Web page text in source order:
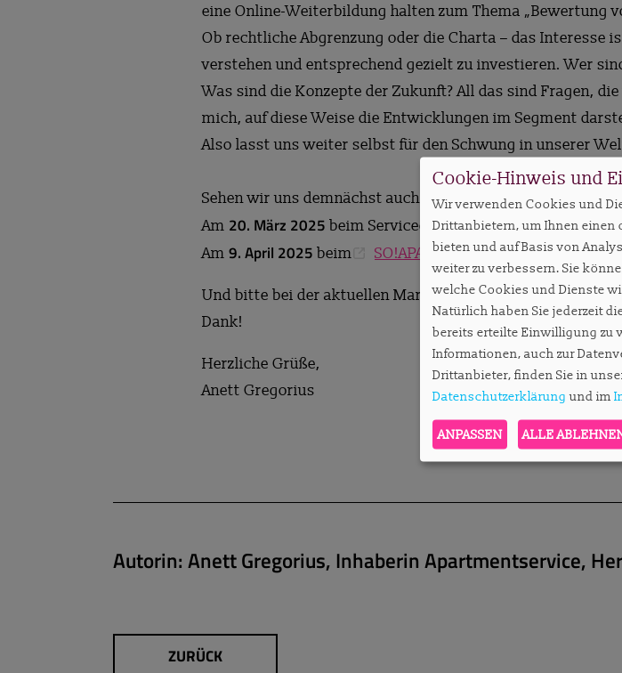
eine Online-Weiterbildung halten zum Thema „Bewertung
Ob rechtliche Abgrenzung oder die Charta – das
verstehen und entsprechend gezielt zu investieren. Wer
Was sind die Konzepte der Zukunft? All das sind Fragen,
mich, auf diese Weise die Entwicklungen im Segment
Also lasst uns weiter selbst für den Schwung in unserer
Sehen wir uns demnächst auch bei unseren
Am 20. März 2025 beim Serviced-Apartment-Tag bei den
Am 9. April 2025 beim SO!APART Austria Special in Wien.
Und bitte bei der aktuellen Marktreport-Umfrage noch
Dank!
Herzliche Grüße,
Anett Gregorius
Autorin: Anett Gregorius, Inhaberin Apartmentservice,
ZURÜCK
Cookie-Hinweis und
Wir verwenden Cookies und
Drittanbietern, um Ihnen einen
bieten und auf Basis von
weiter zu verbessern. Sie
welche Cookies und Dienste
Natürlich haben Sie jederzeit
bereits erteilte Einwilligung zu
Informationen, auch zur
Drittanbieter, finden Sie in
Datenschutzerklärung und im
ANPASSEN ALLE